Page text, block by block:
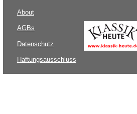
About
AGBs
Datenschutz
Haftungsausschluss